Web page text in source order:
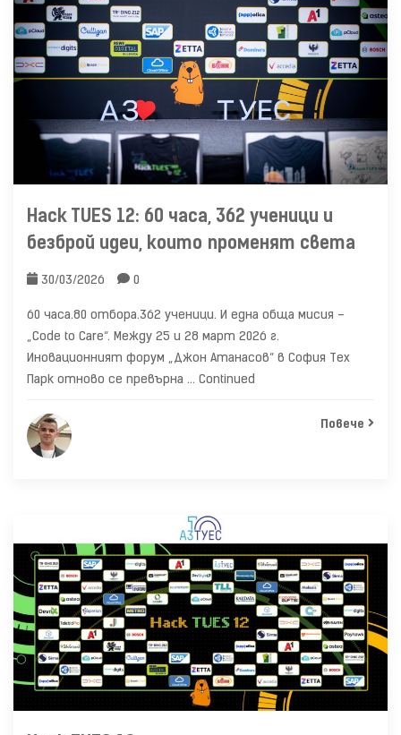
Hack TUES 12: 60 часа, 362 ученици и
безброй идеи, които променят света
30/03/2026 0
60 часа.80 отбора.362 ученици. И една обща мисия –
„Code to Care“. Между 25 и 28 март 2026 г.
Иновационният форум „Джон Атанасов“ в София Тех
Парк отново се превърна … Continued
Повече